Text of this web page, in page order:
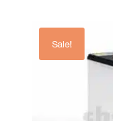
Sale!